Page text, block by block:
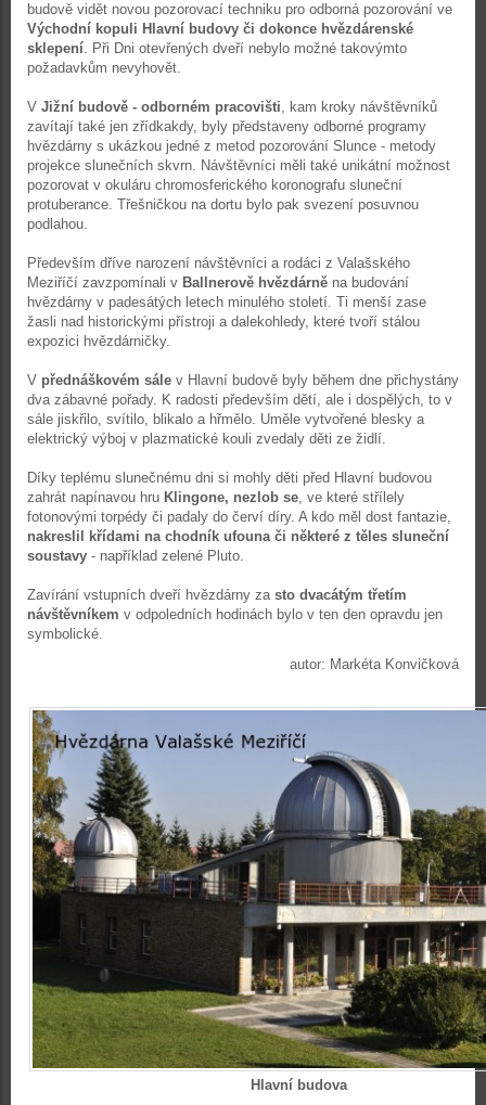
budově vidět novou pozorovací techniku pro odborná pozorování ve
Východní kopuli Hlavní budovy či dokonce hvězdárenské
sklepení. Při Dni otevřených dveří nebylo možné takovýmto
požadavkům nevyhovět.
V Jižní budově - odborném pracovišti, kam kroky návštěvníků
zavítají také jen zřídkakdy, byly představeny odborné programy
hvězdárny s ukázkou jedné z metod pozorování Slunce - metody
projekce slunečních skvrn. Návštěvníci měli také unikátní možnost
pozorovat v okuláru chromosferického koronografu sluneční
protuberance. Třešničkou na dortu bylo pak svezení posuvnou
podlahou.
Především dříve narození návštěvníci a rodáci z Valašského
Meziříčí zavzpomínali v Ballnerově hvězdárně na budování
hvězdárny v padesátých letech minulého století. Ti menší zase
žasli nad historickými přístroji a dalekohledy, které tvoří stálou
expozici hvězdárničky.
V přednáškovém sále v Hlavní budově byly během dne přichystány
dva zábavné pořady. K radosti především dětí, ale i dospělých, to v
sále jiskřilo, svítilo, blikalo a hřmělo. Uměle vytvořené blesky a
elektrický výboj v plazmatické kouli zvedaly děti ze židlí.
Díky teplému slunečnému dni si mohly děti před Hlavní budovou
zahrát napínavou hru Klingone, nezlob se, ve které střílely
fotonovými torpédy či padaly do červí díry. A kdo měl dost fantazie,
nakreslil křídami na chodník ufouna či některé z těles sluneční
soustavy - například zelené Pluto.
Zavírání vstupních dveří hvězdárny za sto dvacátým třetím
návštěvníkem v odpoledních hodinách bylo v ten den opravdu jen
symbolické.
autor: Markéta Konvičková
Hlavní budova